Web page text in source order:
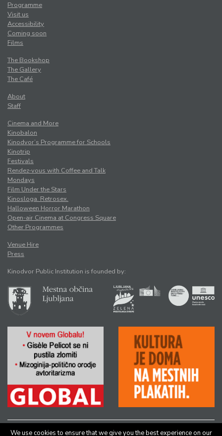
Programme
Visit us
Accessibility
Coming soon
Films
The Bookshop
The Gallery
The Café
About
Staff
Cinema and More
Kinobalon
Kinodvor’s Programme for Schools
Kinotrip
Festivals
Rendez-vous with Coffee and Talk
Mondays
Film Under the Stars
Kinosloga. Retrosex.
Halloween Horror Marathon
Open-air Cinema at Congress Square
Other Programmes
Venue Hire
Press
Kinodvor Public Institution is founded by:
We use cookies to ensure that we give you the best experience on our